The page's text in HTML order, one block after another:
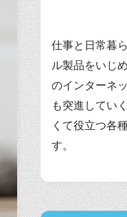
仕事と日常暮
ル製品をいじ
のインターネ
も突進してい
くて役立つ各
す。